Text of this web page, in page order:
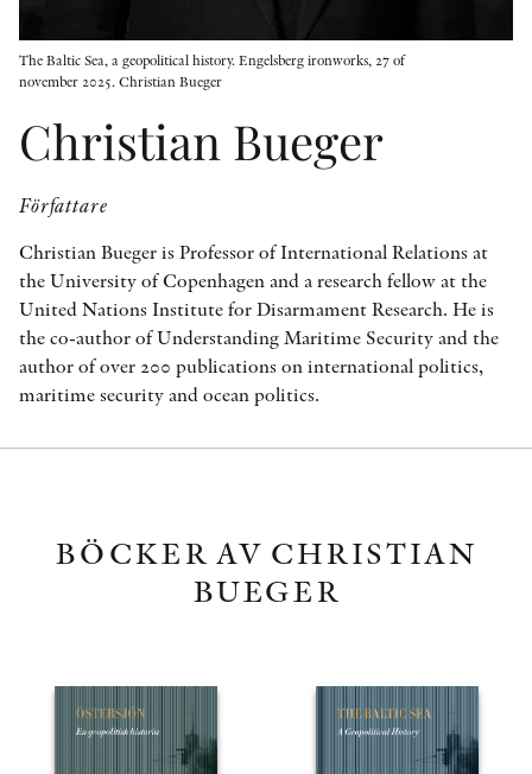
The Baltic Sea, a geopolitical history. Engelsberg ironworks, 27 of
november 2025. Christian Bueger
Christian Bueger
Författare
Christian Bueger is Professor of International Relations at
the University of Copenhagen and a research fellow at the
United Nations Institute for Disarmament Research. He is
the co-author of Understanding Maritime Security and the
author of over 200 publications on international politics,
maritime security and ocean politics.
BÖCKER AV CHRISTIAN
BUEGER